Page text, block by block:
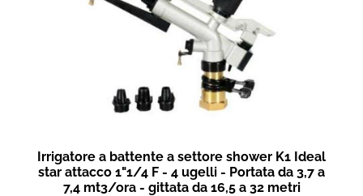
Irrigatore a battente a settore shower K1 Ideal
star attacco 1"1/4 F - 4 ugelli - Portata da 3,7 a
7,4 mt3/ora - gittata da 16,5 a 32 metri